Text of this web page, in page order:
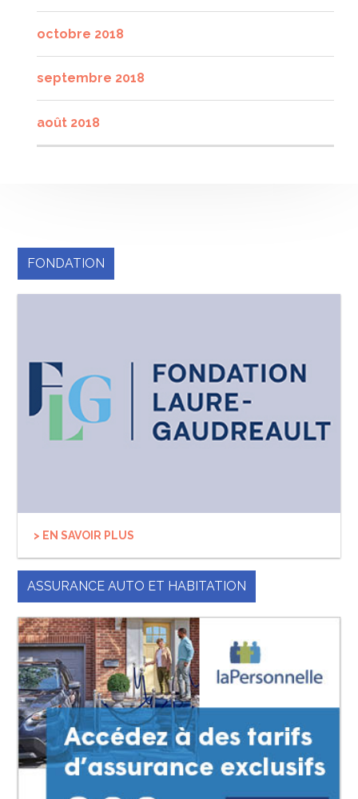
octobre 2018
septembre 2018
août 2018
FONDATION
> EN SAVOIR PLUS
ASSURANCE AUTO ET HABITATION